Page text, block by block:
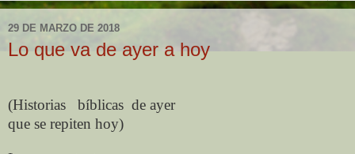
29 DE MARZO DE 2018
Lo que va de ayer a hoy
(Historias bíblicas de ayer
que se repiten hoy)